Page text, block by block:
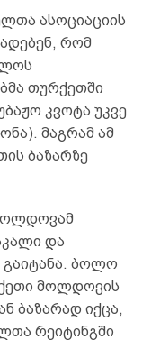
ასოციაციის
რომ
თურქეთში
კვოტა უკვე
მაგრამ ამ
ბაზარზე
და
გაიტანა. ბოლო
მოლდოვის
ბაზარად იქცა,
რეიტინგში